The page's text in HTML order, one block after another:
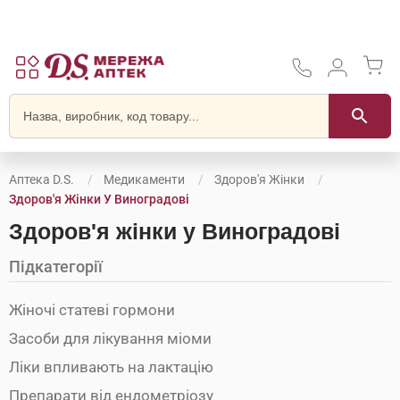
Аптека D.S. Медикаменти
Здоров'я Жінки
Здоров'я Жінки У Виноградові
Здоров'я жінки у Виноградові
Підкатегорії
Жіночі статеві гормони
Засоби для лікування міоми
Ліки впливають на лактацію
Препарати від ендометріозу